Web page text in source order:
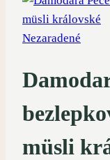
Nezaradené
müsli